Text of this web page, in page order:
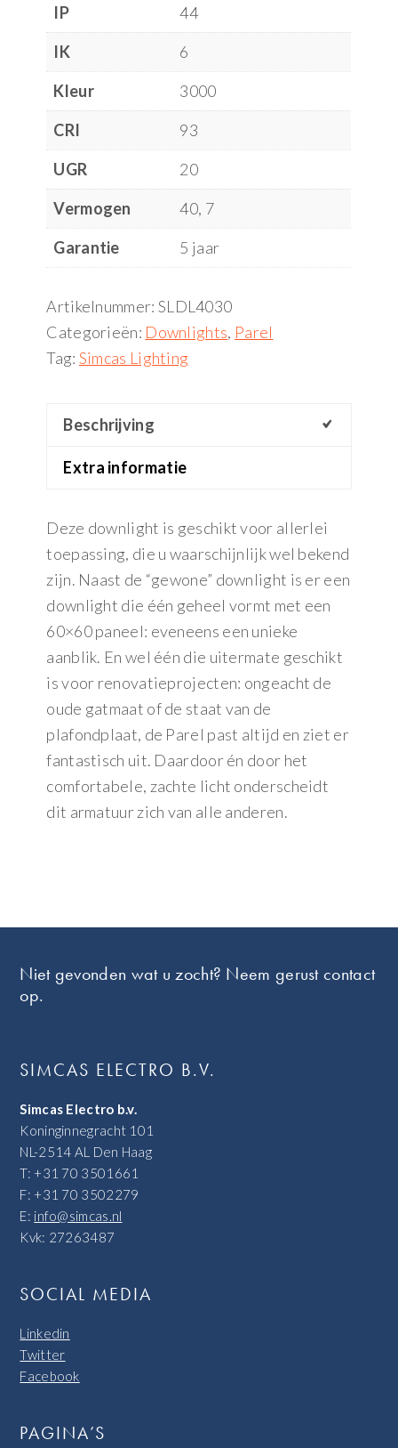
IP
44
IK
6
Kleur
3000
CRI
93
UGR
20
Vermogen
40, 7
Garantie
5 jaar
Artikelnummer: SLDL4030
Categorieën: Downlights, Parel
Tag: Simcas Lighting
Beschrijving
Extra informatie
Deze downlight is geschikt voor allerlei
toepassing, die u waarschijnlijk wel bekend
zijn. Naast de “gewone” downlight is er een
downlight die één geheel vormt met een
60×60 paneel: eveneens een unieke
aanblik. En wel één die uitermate geschikt
is voor renovatieprojecten: ongeacht de
oude gatmaat of de staat van de
plafondplaat, de Parel past altijd en ziet er
fantastisch uit. Daardoor én door het
comfortabele, zachte licht onderscheidt
dit armatuur zich van alle anderen.
Niet gevonden wat u zocht? Neem gerust contact
op.
SIMCAS ELECTRO B.V.
Simcas Electro b.v.
Koninginnegracht 101
NL-2514 AL Den Haag
T: +31 70 3501661
F: +31 70 3502279
E: info@simcas.nl
Kvk: 27263487
SOCIAL MEDIA
Linkedin
Twitter
Facebook
PAGINA’S